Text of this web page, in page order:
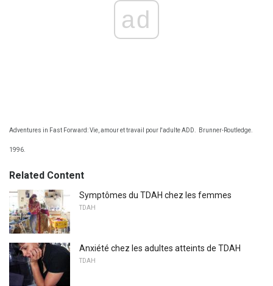
ad
Adventures in Fast Forward: Vie, amour et travail pour l'adulte ADD. Brunner-Routledge.
1996.
Related Content
Symptômes du TDAH chez les femmes
TDAH
Anxiété chez les adultes atteints de TDAH
TDAH